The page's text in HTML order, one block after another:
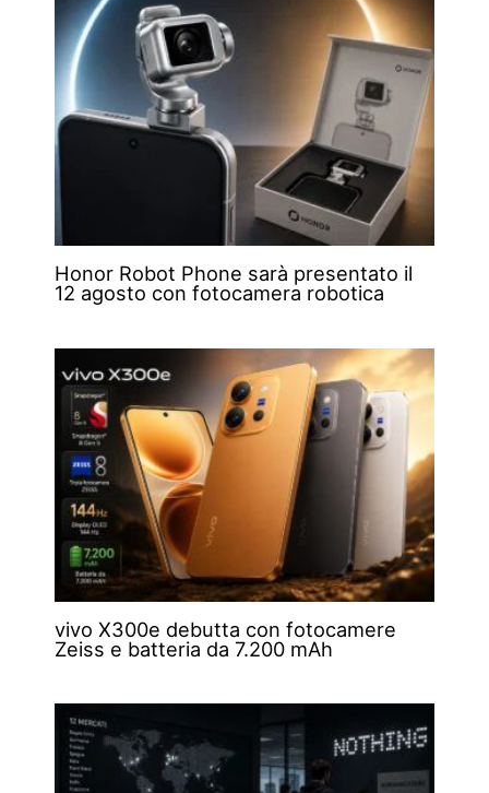
Honor Robot Phone sarà presentato il
12 agosto con fotocamera robotica
vivo X300e debutta con fotocamere
Zeiss e batteria da 7.200 mAh